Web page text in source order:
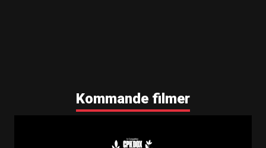
Annons olika storlekar (med pris)
Annons olika storlekar (utan pris)
Kommande filmer